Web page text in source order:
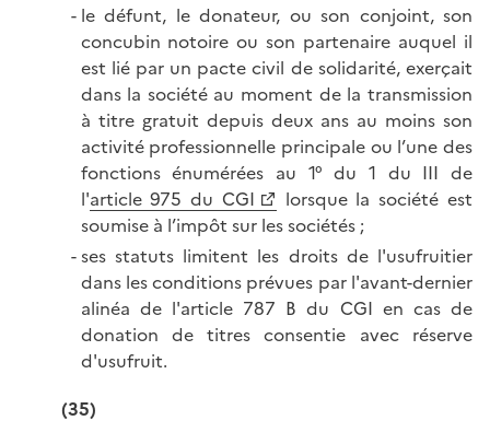
le défunt, le donateur, ou son conjoint, son
concubin notoire ou son partenaire auquel il
est lié par un pacte civil de solidarité, exerçait
dans la société au moment de la transmission
à titre gratuit depuis deux ans au moins son
activité professionnelle principale ou l’une des
fonctions énumérées au 1° du 1 du III de
l'article 975 du CGI
lorsque la société est
soumise à l’impôt sur les sociétés ;
ses statuts limitent les droits de l'usufruitier
dans les conditions prévues par l'avant-dernier
alinéa de l'article 787 B du CGI en cas de
donation de titres consentie avec réserve
d'usufruit.
(35)